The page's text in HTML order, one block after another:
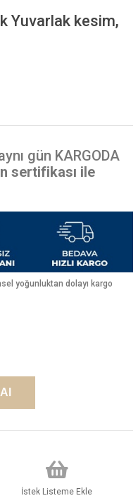
Yuvarlak kesim,
gün KARGODA
sertifikası ile
yoğunluktan dolayı kargo
İstek Listeme Ekle